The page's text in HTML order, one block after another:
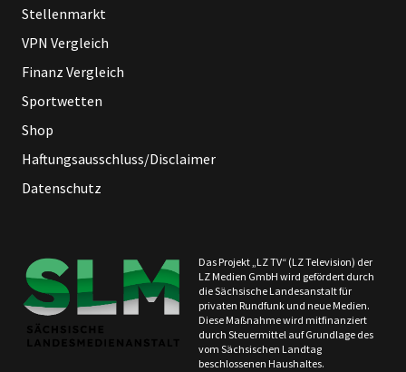
Stellenmarkt
VPN Vergleich
Finanz Vergleich
Sportwetten
Shop
Haftungsausschluss/Disclaimer
Datenschutz
Das Projekt „LZ TV“ (LZ Television) der
LZ Medien GmbH wird gefördert durch
die Sächsische Landesanstalt für
privaten Rundfunk und neue Medien.
Diese Maßnahme wird mitfinanziert
durch Steuermittel auf Grundlage des
vom Sächsischen Landtag
beschlossenen Haushaltes.